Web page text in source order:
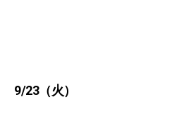
9/23（火）